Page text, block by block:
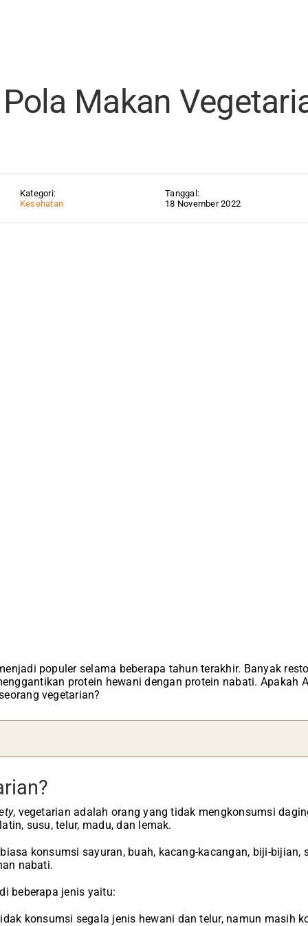
Makan
Kategori:
Kesehatan
Tanggal:
18 November 2022
populer selama beberapa tahun terakhir. Banyak
protein hewani dengan protein nabati. Apakah
vegetarian?
, vegetarian adalah orang yang tidak mengkonsumsi
susu, telur, madu, dan lemak.
konsumsi sayuran, buah, kacang-kacangan, biji-bijian,
nabati.
beberapa jenis yaitu:
konsumsi segala jenis hewani dan telur, namun masih